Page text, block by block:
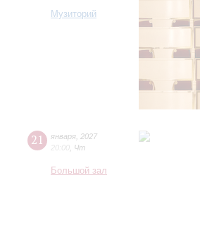
Музиторий
21 января 2027
20:00 Чт
Большой зал